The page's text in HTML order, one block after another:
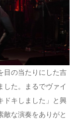
目の当たりにした吉
した。まるでヴァイ
ドキしました」と興
な演奏をありがと